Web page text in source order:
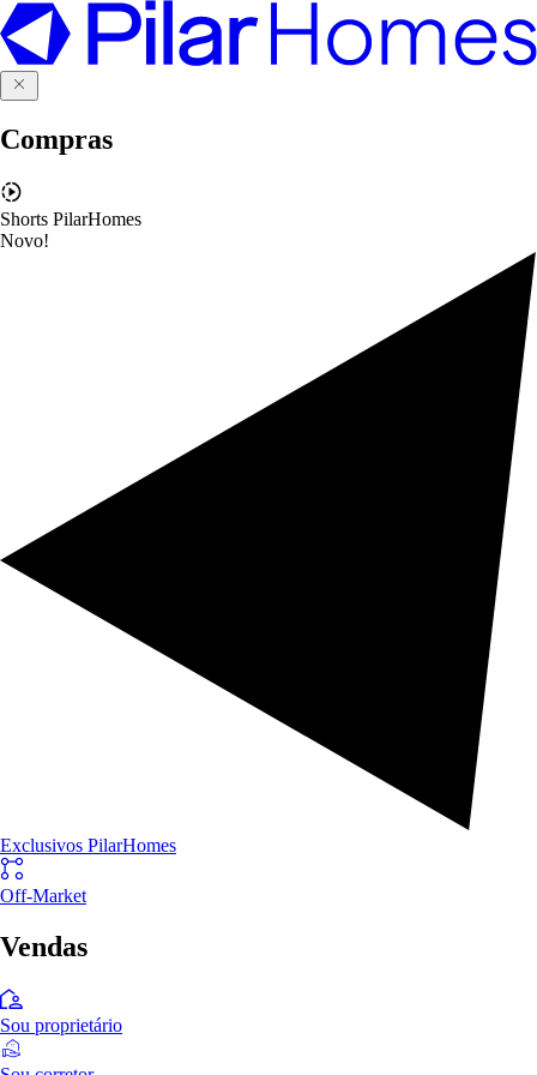
Compras
Shorts PilarHomes
Novo!
Exclusivos PilarHomes
Off-Market
Vendas
Sou proprietário